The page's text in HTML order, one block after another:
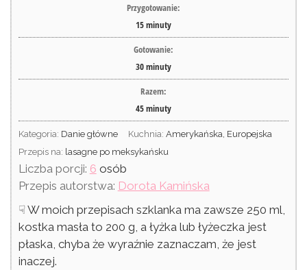
Przygotowanie:
15minuty
Gotowanie:
30minuty
Razem:
45minuty
Kategoria: Danie główne Kuchnia:Amerykańska, Europejska
Przepis na: lasagne po meksykańsku
Liczba porcji: 6 osób
Przepis autorstwa: Dorota Kamińska
☟ W moich przepisach szklanka ma zawsze 250 ml,
kostka masła to 200 g, a łyżka lub łyżeczka jest
płaska, chyba że wyraźnie zaznaczam, że jest
inaczej.